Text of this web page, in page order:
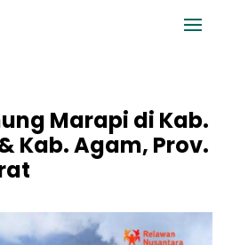
Marapi di Kab.
Kab. Agam, Prov.